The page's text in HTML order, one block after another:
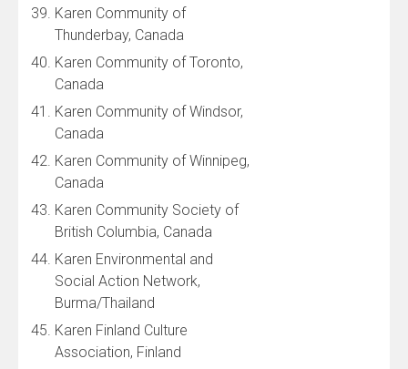
Karen Community of
Thunderbay, Canada
Karen Community of Toronto,
Canada
Karen Community of Windsor,
Canada
Karen Community of Winnipeg,
Canada
Karen Community Society of
British Columbia, Canada
Karen Environmental and
Social Action Network,
Burma/Thailand
Karen Finland Culture
Association, Finland